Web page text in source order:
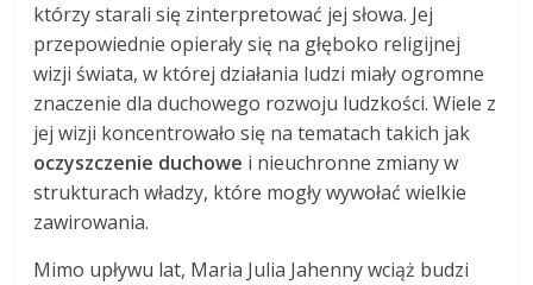
którzy starali się zinterpretować jej słowa. Jej
przepowiednie opierały się na głęboko religijnej
wizji świata, w której działania ludzi miały ogromne
znaczenie dla duchowego rozwoju ludzkości. Wiele z
jej wizji koncentrowało się na tematach takich jak
oczyszczenie duchowe i nieuchronne zmiany w
strukturach władzy, które mogły wywołać wielkie
zawirowania.
Mimo upływu lat, Maria Julia Jahenny wciąż budzi